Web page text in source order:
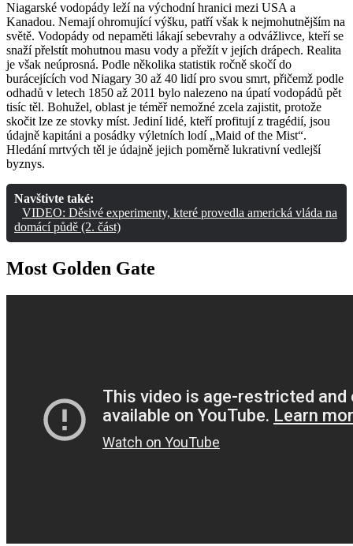
Niagarské vodopády leží na východní hranici mezi USA a
Kanadou. Nemají ohromující výšku, patří však k nejmohutnějším na
světě. Vodopády od nepaměti lákají sebevrahy a odvážlivce, kteří se
snaží přelstít mohutnou masu vody a přežít v jejích drápech. Realita
je však neúprosná. Podle několika statistik ročně skočí do
burácejících vod Niagary 30 až 40 lidí pro svou smrt, přičemž podle
odhadů v letech 1850 až 2011 bylo nalezeno na úpatí vodopádů pět
tisíc těl. Bohužel, oblast je téměř nemožné zcela zajistit, protože
skočit lze ze stovky míst. Jediní lidé, kteří profitují z tragédií, jsou
údajně kapitáni a posádky výletních lodí „Maid of the Mist“.
Hledání mrtvých těl je údajně jejich poměrně lukrativní vedlejší
byznys.
Navštivte také:
VIDEO: Děsivé experimenty, které provedla americká vláda na
domácí půdě (2. část)
Most Golden Gate